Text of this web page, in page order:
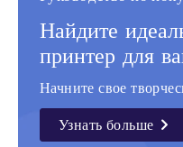
Найдите
принтер для
Начните свое
details
Узнать больше